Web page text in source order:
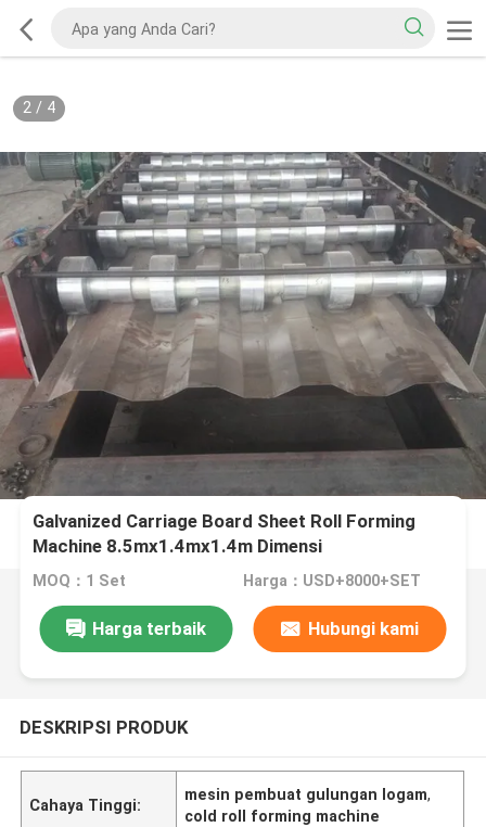
2/ 4
Galvanized Carriage Board Sheet Roll Forming
Machine 8.5mx1.4mx1.4m Dimensi
MOQ：1 Set Harga：USD+8000+SET
Harga terbaik Hubungi kami
DESKRIPSI PRODUK
Cahaya Tinggi:
mesin pembuat gulungan logam,
cold roll forming machine